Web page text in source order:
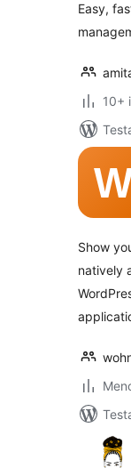
Easy,
10+
Show
natively